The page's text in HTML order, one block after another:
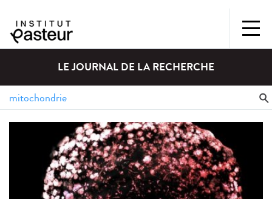
LE JOURNAL DE LA RECHERCHE